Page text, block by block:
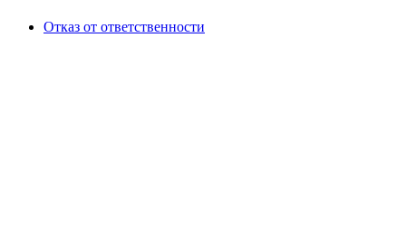
Отказ от ответственности